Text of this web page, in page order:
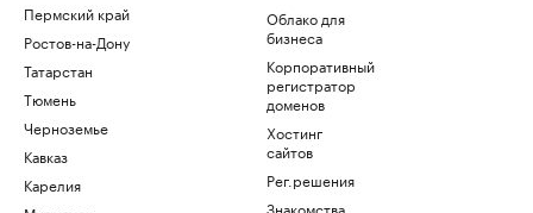
Пермский край
Ростов-на-Дону
Татарстан
Тюмень
Черноземье
Кавказ
Карелия
Облако для
бизнеса
Корпоративный
регистратор
доменов
Хостинг
сайтов
Рег.решения
Знакомства